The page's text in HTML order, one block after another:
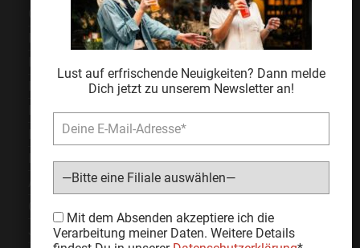
Lust auf erfrischende Neuigkeiten? Dann melde
Dich jetzt zu unserem Newsletter an!
Bitte lasse dieses Feld leer.
Mit dem Absenden akzeptiere ich die
Verarbeitung meiner Daten. Weitere Details
Gastro / Großhandel
Bonuscard
Expansion
Impressum
Datenschutz
Jugendschutz